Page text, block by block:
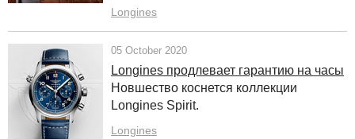
Longines
05 October 2020
Longines продлевает гарантию на часы
Новшество коснется коллекции
Longines Spirit.
Longines